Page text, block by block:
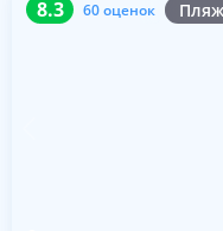
8.3 60 оценок